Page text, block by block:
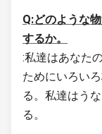
Q:どのような
するか。
:私達はあなた
ためにいろい
る。私達はう
る。